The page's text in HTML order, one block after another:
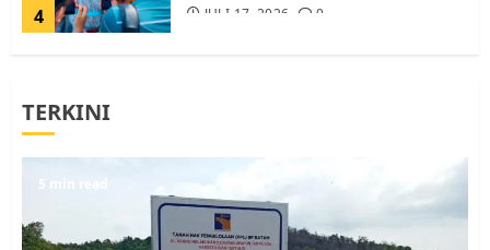
4 JULI 17, 2026 0
5
TERKINI
5 min read